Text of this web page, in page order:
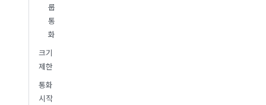
룹
통
화
크기
제한
통화
시작